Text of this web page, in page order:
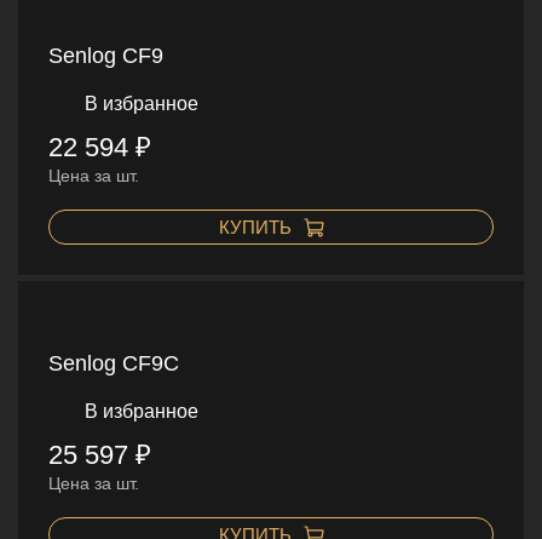
Senlog CF9
В избранное
22 594 ₽
Цена за шт.
КУПИТЬ
Senlog CF9C
В избранное
25 597 ₽
Цена за шт.
КУПИТЬ